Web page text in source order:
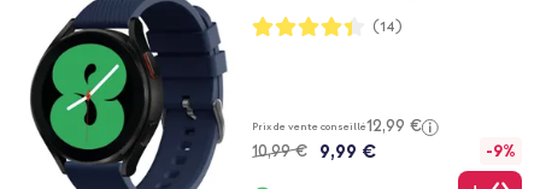
Notation:
87%
(14)
Prix de vente conseillé12,99 €
10,99 €
9,99 € -9%